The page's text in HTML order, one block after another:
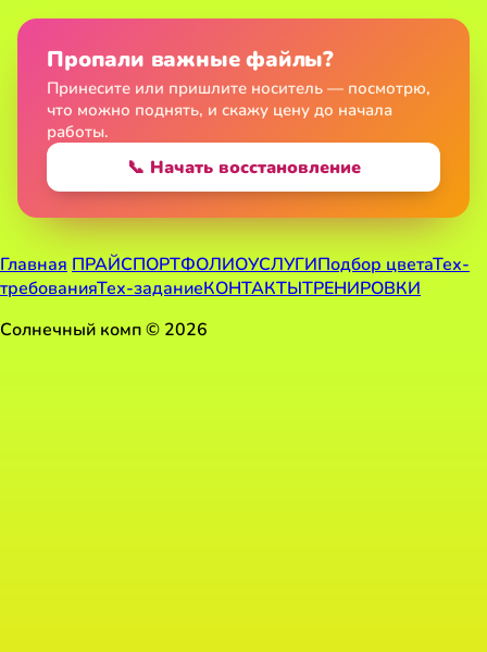
Пропали важные файлы?
Принесите или пришлите носитель — посмотрю,
что можно поднять, и скажу цену до начала
работы.
📞 Начать восстановление
Главная ПРАЙСПОРТФОЛИОУСЛУГИПодбор цветаТех-
требованияТех-заданиеКОНТАКТЫТРЕНИРОВКИ
Солнечный комп © 2026